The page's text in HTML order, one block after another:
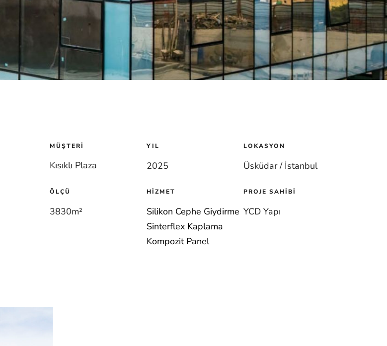
MÜŞTERI
Kısıklı Plaza
YIL
2025
LOKASYON
Üsküdar / İstanbul
ÖLÇÜ
3830m²
HIZMET
Silikon Cephe Giydirme
Sinterflex Kaplama
Kompozit Panel
PROJE SAHIBI
YCD Yapı